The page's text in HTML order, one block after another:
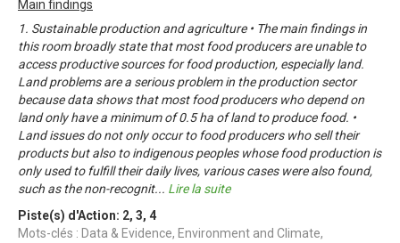
Main findings
1. Sustainable production and agriculture • The main findings in
this room broadly state that most food producers are unable to
access productive sources for food production, especially land.
Land problems are a serious problem in the production sector
because data shows that most food producers who depend on
land only have a minimum of 0.5 ha of land to produce food. •
Land issues do not only occur to food producers who sell their
products but also to indigenous peoples whose food production is
only used to fulfill their daily lives, various cases were also found,
such as the non-recognit... Lire la suite
Piste(s) d'Action: 2, 3, 4
Mots-clés : Data & Evidence, Environment and Climate,